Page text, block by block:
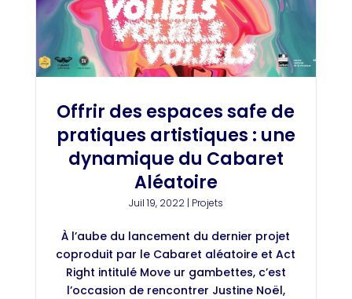
Offrir des espaces safe de
pratiques artistiques : une
dynamique du Cabaret
Aléatoire
Juil 19, 2022| Projets
À l’aube du lancement du dernier projet
coproduit par le Cabaret aléatoire et Act
Right intitulé Move ur gambettes, c’est
l’occasion de rencontrer Justine Noël,